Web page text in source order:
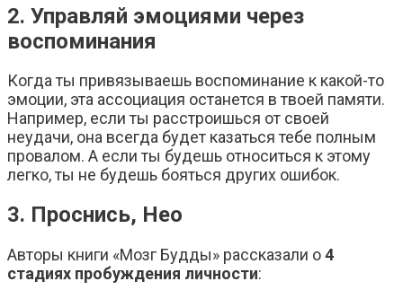
2. Управляй эмоциями через
воспоминания
Когда ты привязываешь воспоминание к какой-то
эмоции, эта ассоциация останется в твоей памяти.
Например, если ты расстроишься от своей
неудачи, она всегда будет казаться тебе полным
провалом. А если ты будешь относиться к этому
легко, ты не будешь бояться других ошибок.
3. Проснись, Нео
Авторы книги «Мозг Будды» рассказали о4
стадиях пробуждения личности: